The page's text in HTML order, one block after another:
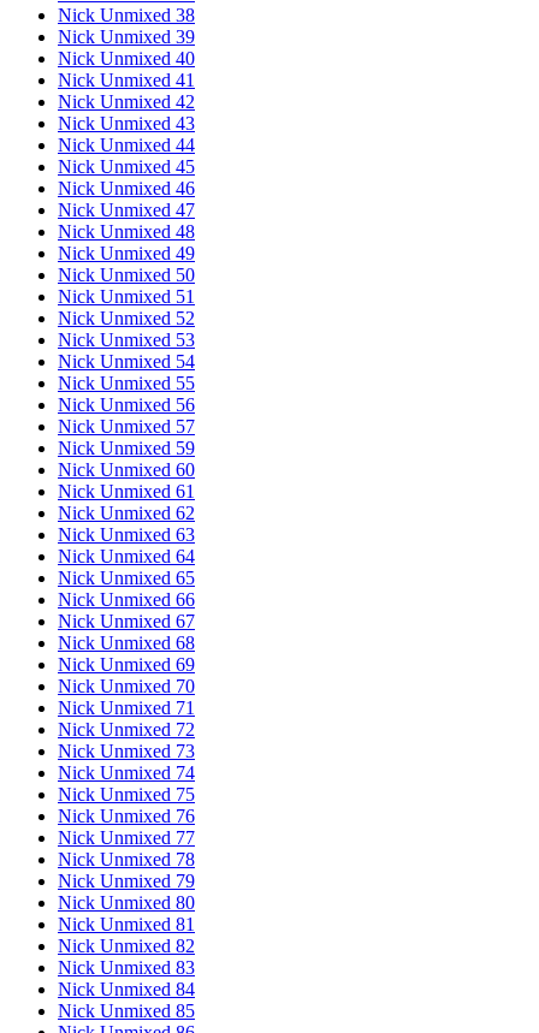
Nick Unmixed 38
Nick Unmixed 39
Nick Unmixed 40
Nick Unmixed 41
Nick Unmixed 42
Nick Unmixed 43
Nick Unmixed 44
Nick Unmixed 45
Nick Unmixed 46
Nick Unmixed 47
Nick Unmixed 48
Nick Unmixed 49
Nick Unmixed 50
Nick Unmixed 51
Nick Unmixed 52
Nick Unmixed 53
Nick Unmixed 54
Nick Unmixed 55
Nick Unmixed 56
Nick Unmixed 57
Nick Unmixed 59
Nick Unmixed 60
Nick Unmixed 61
Nick Unmixed 62
Nick Unmixed 63
Nick Unmixed 64
Nick Unmixed 65
Nick Unmixed 66
Nick Unmixed 67
Nick Unmixed 68
Nick Unmixed 69
Nick Unmixed 70
Nick Unmixed 71
Nick Unmixed 72
Nick Unmixed 73
Nick Unmixed 74
Nick Unmixed 75
Nick Unmixed 76
Nick Unmixed 77
Nick Unmixed 78
Nick Unmixed 79
Nick Unmixed 80
Nick Unmixed 81
Nick Unmixed 82
Nick Unmixed 83
Nick Unmixed 84
Nick Unmixed 85